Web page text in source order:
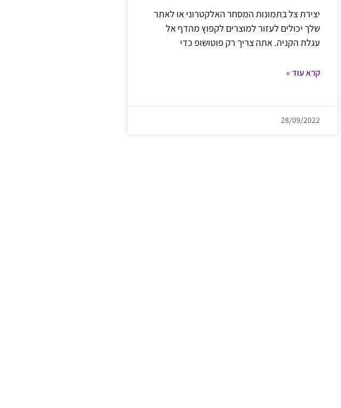
יצירת צל בתמונות המסחר האלקטרוני או לאתר
שלך יכולים לעזור למוצרים לקפוץ מהדף אל
עגלת הקניה. אתה צריך רק פוטושופ כדי
קרא עוד »
28/09/2022